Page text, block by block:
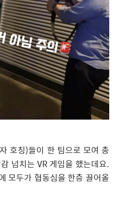
호칭)들이 한 팀으로 모여 총
넘치는 VR 게임을 했는데요.
모두가 협동심을 한층 끌어올